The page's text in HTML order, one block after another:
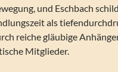
und Eschbach
als
reiche gläubige
Mitglieder.